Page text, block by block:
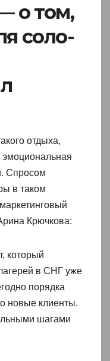
о том,
соло-
отдыха,
Спросом
в таком
Крючкова:
который
в СНГ уже
порядка
новые клиенты.
шагами